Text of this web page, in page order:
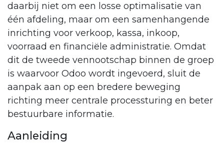
daarbij niet om een losse optimalisatie van
één afdeling, maar om een samenhangende
inrichting voor verkoop, kassa, inkoop,
voorraad en financiële administratie. Omdat
dit de tweede vennootschap binnen de groep
is waarvoor Odoo wordt ingevoerd, sluit de
aanpak aan op een bredere beweging
richting meer centrale processturing en beter
bestuurbare informatie.
Aanleiding